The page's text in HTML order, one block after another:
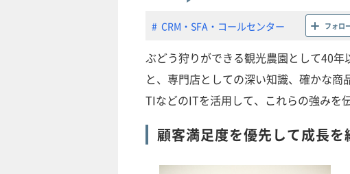
CRM・SFA・コールセンター フォロ
ぶどう狩りができる観光農園として40
と、専門店としての深い知識、確かな
TIなどのITを活用して、これらの強みを
顧客満足度を優先して成長を